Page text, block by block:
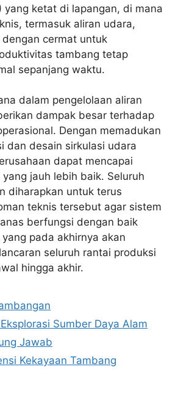
yang ketat di lapangan, di mana
termasuk aliran udara,
cermat untuk
tambang tetap
sepanjang waktu.
dalam pengelolaan aliran
dampak besar terhadap
Dengan memadukan
dan desain sirkulasi udara
dapat mencapai
jauh lebih baik. Seluruh
diharapkan untuk terus
teknis tersebut agar sistem
berfungsi dengan baik
pada akhirnya akan
seluruh rantai produksi
hingga akhir.
Sumber Daya Alam
Jawab
Kekayaan Tambang